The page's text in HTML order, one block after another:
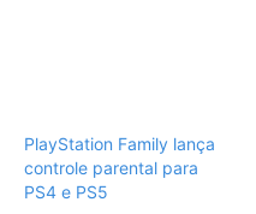
PlayStation Family lança
controle parental para
PS4 e PS5